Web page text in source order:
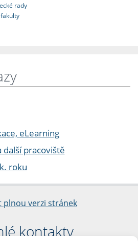
rady
eLearning
další pracoviště
roku
plnou verzi stránek
kontakty